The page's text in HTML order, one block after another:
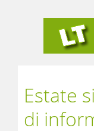
Estate
di